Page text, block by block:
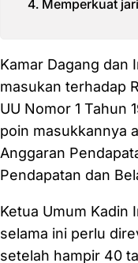
Memperkuat
Kamar Dagang dan
masukan terhadap
UU Nomor 1 Tahun
poin masukkannya
Anggaran
Pendapatan dan
Ketua Umum Kadin
selama ini perlu
setelah hampir 40